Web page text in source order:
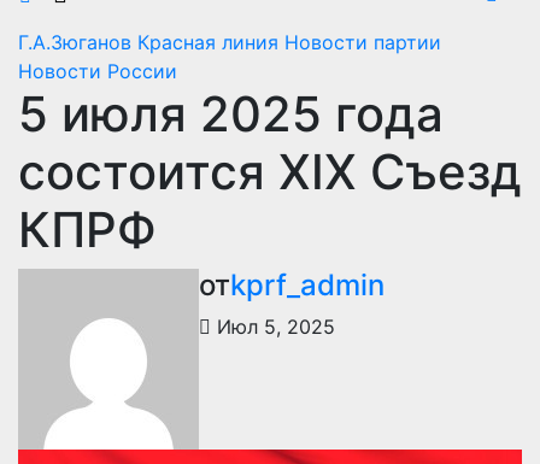
Г.А.Зюганов Красная линия Новости партии
Новости России
5 июля 2025 года
состоится ХIХ Съезд
КПРФ
отkprf_admin
Июл 5, 2025